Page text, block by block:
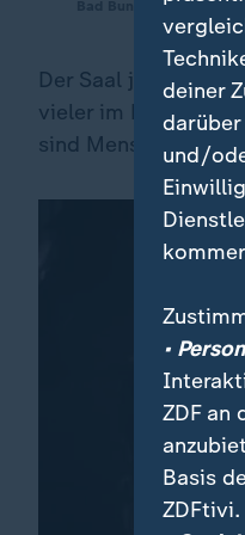
Bad Bunny, Grammy-
Der Saal jubelt.
vieler im Publikum:
sind Menschen.
deiner
und/
•
ZDF an
Basis